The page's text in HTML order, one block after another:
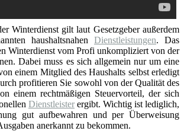
Winterdienst gilt laut Gesetzgeber außerdem
haushaltsnahen Dienstleistungen. Das
Winterdienst vom Profi unkompliziert von der
Dabei muss es sich allgemein nur um eine
einem Mitglied des Haushalts selbst erledigt
profitieren Sie sowohl von der Qualität des
einem rechtmäßigen Steuervorteil, der sich
Dienstleister ergibt. Wichtig ist lediglich,
gut aufbewahren und per Überweisung
anerkannt zu bekommen.